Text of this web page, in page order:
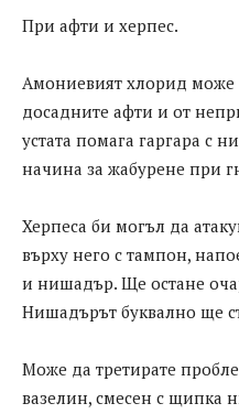
При афти и херпес.
Амониевият хлорид може
досадните афти и от
устата помага гаргара с
начина за жабурене при
Херпеса би могъл да
върху него с тампон,
и нишадър. Ще остане
Нишадърът буквално ще
Може да третирате
вазелин, смесен с щипка